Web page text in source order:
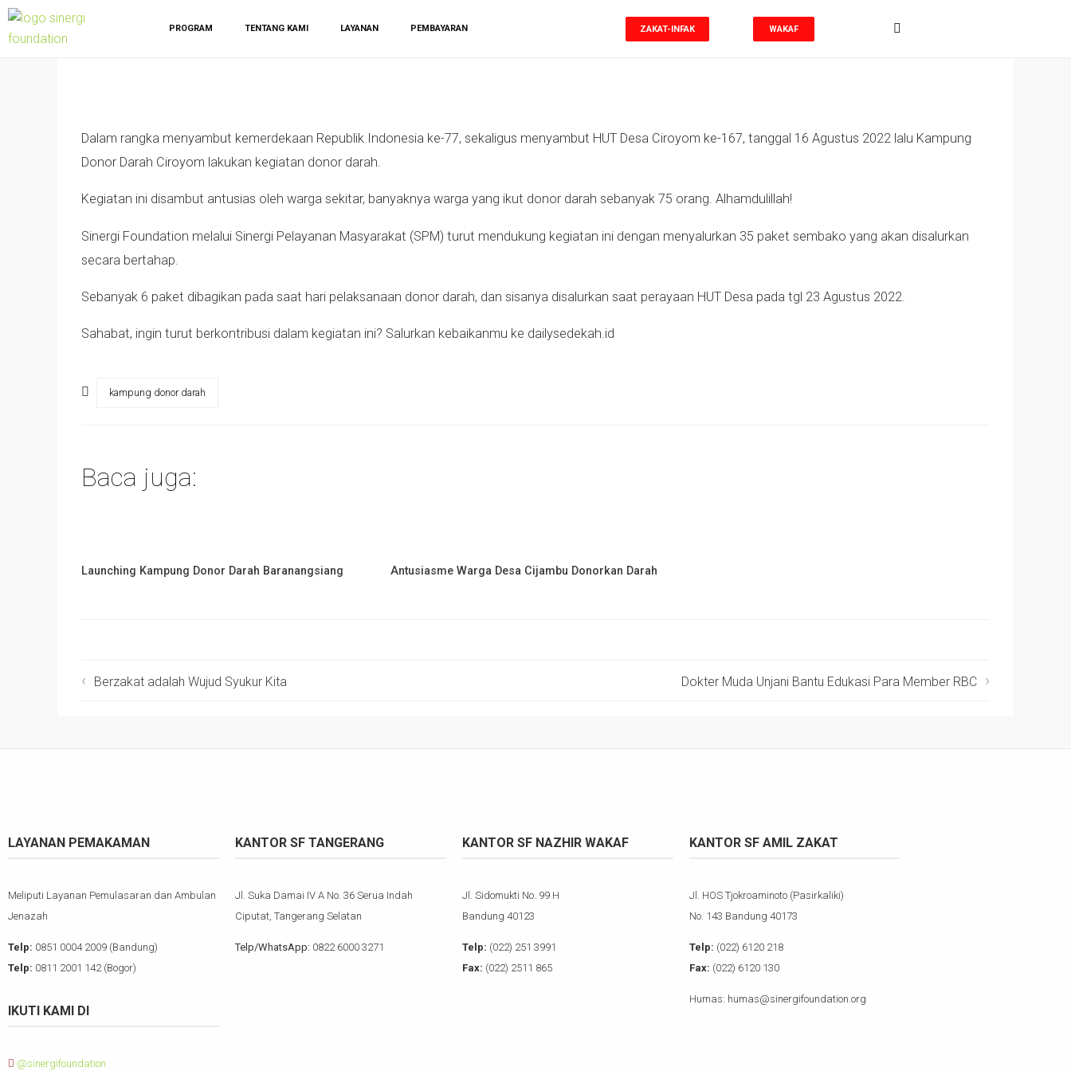
PROGRAM TENTANG KAMI LAYANAN PEMBAYARAN ZAKAT-INFAK WAKAF
Dalam rangka menyambut kemerdekaan Republik Indonesia ke-77, sekaligus menyambut HUT Desa Ciroyom ke-167, tanggal 16 Agustus 2022 lalu Kampung
Donor Darah Ciroyom lakukan kegiatan donor darah.
Kegiatan ini disambut antusias oleh warga sekitar, banyaknya warga yang ikut donor darah sebanyak 75 orang. Alhamdulillah!
Sinergi Foundation melalui Sinergi Pelayanan Masyarakat (SPM) turut mendukung kegiatan ini dengan menyalurkan 35 paket sembako yang akan disalurkan
secara bertahap.
Sebanyak 6 paket dibagikan pada saat hari pelaksanaan donor darah, dan sisanya disalurkan saat perayaan HUT Desa pada tgl 23 Agustus 2022.
Sahabat, ingin turut berkontribusi dalam kegiatan ini? Salurkan kebaikanmu ke dailysedekah.id
kampung donor darah
Baca juga:
Launching Kampung Donor Darah Baranangsiang Antusiasme Warga Desa Cijambu Donorkan Darah
Berzakat adalah Wujud Syukur Kita Dokter Muda Unjani Bantu Edukasi Para Member RBC
LAYANAN PEMAKAMAN
Meliputi Layanan Pemulasaran dan Ambulan
Jenazah
Telp: 0851 0004 2009 (Bandung)
Telp: 0811 2001 142 (Bogor)
IKUTI KAMI DI
@sinergifoundation
KANTOR SF TANGERANG
Jl. Suka Damai IV A No. 36 Serua Indah
Ciputat, Tangerang Selatan
Telp/WhatsApp: 0822 6000 3271
KANTOR SF NAZHIR WAKAF
Jl. Sidomukti No. 99 H
Bandung 40123
Telp: (022) 251 3991
Fax: (022) 2511 865
KANTOR SF AMIL ZAKAT
Jl. HOS Tjokroaminoto (Pasirkaliki)
No. 143 Bandung 40173
Telp: (022) 6120 218
Fax: (022) 6120 130
Humas: humas@sinergifoundation.org